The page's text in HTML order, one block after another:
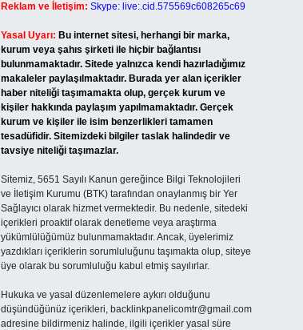
Reklam ve İletişim: Skype: live:.cid.575569c608265c69
Yasal Uyarı: Bu internet sitesi, herhangi bir marka,
kurum veya şahıs şirketi ile hiçbir bağlantısı
bulunmamaktadır. Sitede yalnızca kendi hazırladığımız
makaleler paylaşılmaktadır. Burada yer alan içerikler
haber niteliği taşımamakta olup, gerçek kurum ve
kişiler hakkında paylaşım yapılmamaktadır. Gerçek
kurum ve kişiler ile isim benzerlikleri tamamen
tesadüfidir. Sitemizdeki bilgiler taslak halindedir ve
tavsiye niteliği taşımazlar.
Sitemiz, 5651 Sayılı Kanun gereğince Bilgi Teknolojileri
ve İletişim Kurumu (BTK) tarafından onaylanmış bir Yer
Sağlayıcı olarak hizmet vermektedir. Bu nedenle, sitedeki
içerikleri proaktif olarak denetleme veya araştırma
yükümlülüğümüz bulunmamaktadır. Ancak, üyelerimiz
yazdıkları içeriklerin sorumluluğunu taşımakta olup, siteye
üye olarak bu sorumluluğu kabul etmiş sayılırlar.
Hukuka ve yasal düzenlemelere aykırı olduğunu
düşündüğünüz içerikleri, backlinkpanelicomtr@gmail.com
adresine bildirmeniz halinde, ilgili içerikler yasal süre